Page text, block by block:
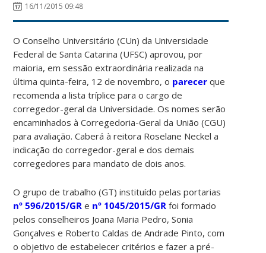
16/11/2015 09:48
O Conselho Universitário (CUn) da Universidade
Federal de Santa Catarina (UFSC) aprovou, por
maioria, em sessão extraordinária realizada na
última quinta-feira, 12 de novembro, o parecer que
recomenda a lista tríplice para o cargo de
corregedor-geral da Universidade. Os nomes serão
encaminhados à Corregedoria-Geral da União (CGU)
para avaliação. Caberá à reitora Roselane Neckel a
indicação do corregedor-geral e dos demais
corregedores para mandato de dois anos.
O grupo de trabalho (GT) instituído pelas portarias
nº 596/2015/GR e nº 1045/2015/GR foi formado
pelos conselheiros Joana Maria Pedro, Sonia
Gonçalves e Roberto Caldas de Andrade Pinto, com
o objetivo de estabelecer critérios e fazer a pré-